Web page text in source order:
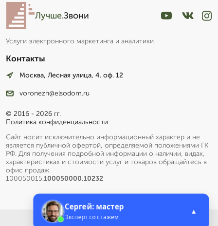
Лучше.Звони
Услуги электронного маркетинга и аналитики
Контакты
Москва, Лесная улица, 4. оф. 12
voronezh@elsodom.ru
© 2016 - 2026 гг.
Политика конфиденциальности
Сайт носит исключительно информационный характер и не
является публичной офертой, определяемой положениями ГК
РФ. Для получения подробной информации о наличии, видах,
характеристиках и стоимости услуг и товаров обращайтесь в
офис продаж.
100050015.100050000.10232
Меню
Сергей: мастер
Эксперт со стажем
▲